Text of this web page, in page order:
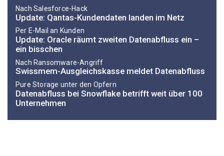
Nach Salesforce-Hack
Update: Qantas-Kundendaten landen im Netz
Per E-Mail an Kunden
Update: Oracle räumt zweiten Datenabfluss ein –
ein bisschen
Nach Ransomware-Angriff
Swissmem-Ausgleichskasse meldet Datenabfluss
Pure Storage unter den Opfern
Datenabfluss bei Snowflake betrifft weit über 100
Unternehmen